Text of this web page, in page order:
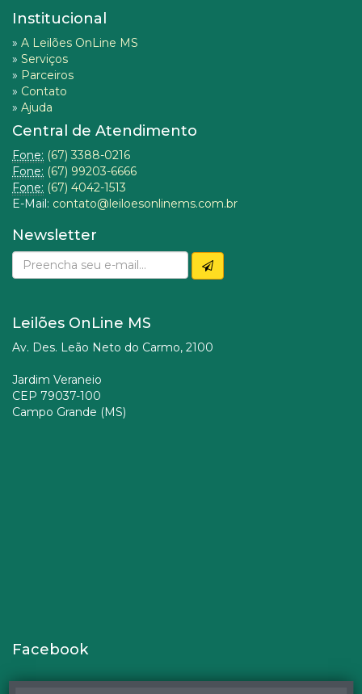
Institucional
» A Leilões OnLine MS
» Serviços
» Parceiros
» Contato
» Ajuda
Central de Atendimento
Fone: (67) 3388-0216
Fone: (67) 99203-6666
Fone: (67) 4042-1513
E-Mail: contato@leiloesonlinems.com.br
Newsletter
Leilões OnLine MS
Av. Des. Leão Neto do Carmo, 2100
Jardim Veraneio
CEP 79037-100
Campo Grande (MS)
Facebook